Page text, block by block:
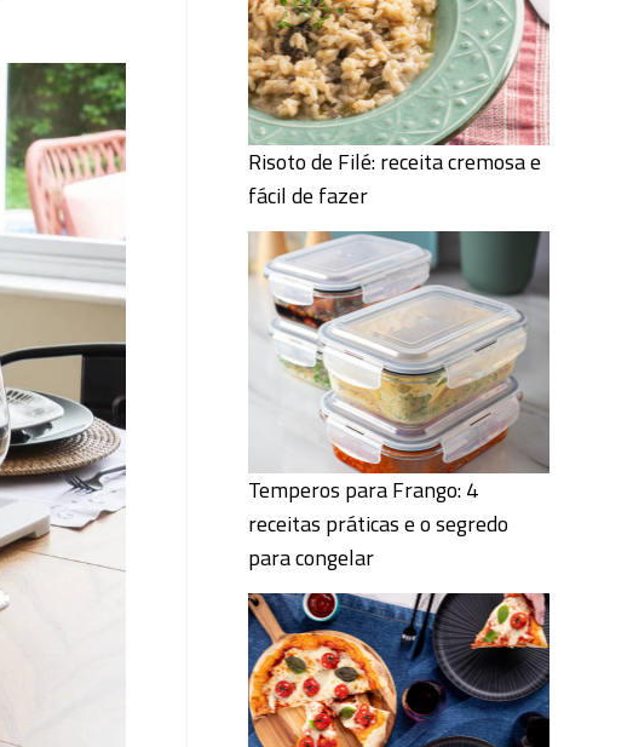
Risoto de Filé: receita cremosa e
fácil de fazer
Temperos para Frango: 4
receitas práticas e o segredo
para congelar